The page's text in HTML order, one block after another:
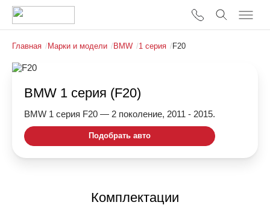
Главная / Марки и модели / BMW /1 серия / F20
BMW 1 серия (F20)
BMW 1 серия F20 — 2 поколение, 2011 - 2015.
Подобрать авто
Комплектации